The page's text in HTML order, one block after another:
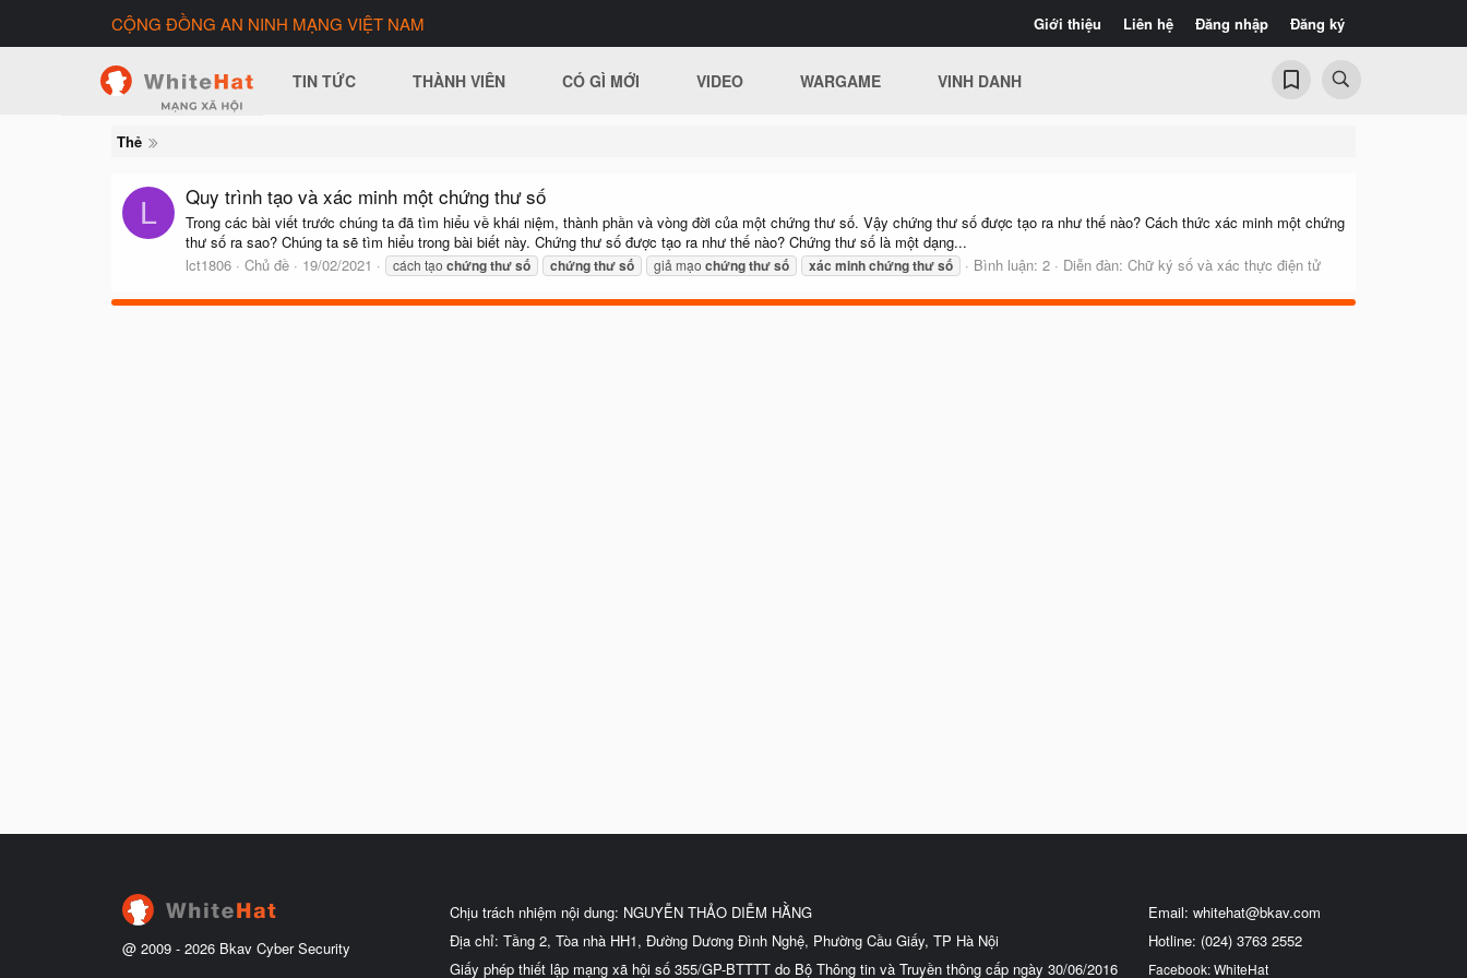
Giới thiệu Liên hệ Đăng nhập Đăng ký
CỘNG ĐỒNG AN NINH MẠNG VIỆT NAM
TIN TỨC THÀNH VIÊN CÓ GÌ MỚI VIDEO WARGAME VINH DANH
Thẻ
L Quy trình tạo và xác minh một chứng thư số
Trong các bài viết trước chúng ta đã tìm hiểu về khái niệm, thành phần và vòng đời của một chứng thư số. Vậy chứng thư số được tạo ra như thế nào? Cách thức xác minh một chứng
thư số ra sao? Chúng ta sẽ tìm hiểu trong bài biết này. Chứng thư số được tạo ra như thế nào? Chứng thư số là một dạng...
lct1806
Chủ đề 19/02/2021 cách tạo chứngthưsố chứngthưsố giả mạo chứngthưsố xác minhchứngthưsố Bình luận: 2 Diễn đàn: Chữ ký số và xác thực điện tử
@ 2009 - 2026 Bkav Cyber Security
Chịu trách nhiệm nội dung: NGUYỄN THẢO DIỄM HẰNG
Địa chỉ: Tầng 2, Tòa nhà HH1, Đường Dương Đình Nghệ, Phường Cầu Giấy, TP Hà Nội
Giấy phép thiết lập mạng xã hội số 355/GP-BTTTT do Bộ Thông tin và Truyền thông cấp ngày 30/06/2016
Email: whitehat@bkav.com
Hotline: (024) 3763 2552
Facebook: WhiteHat